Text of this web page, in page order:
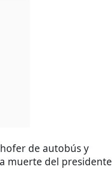
de autobús y
muerte del presidente